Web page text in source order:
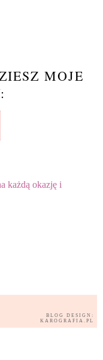
MOJE
BLOG DESIGN:
KAROGRAFIA.PL